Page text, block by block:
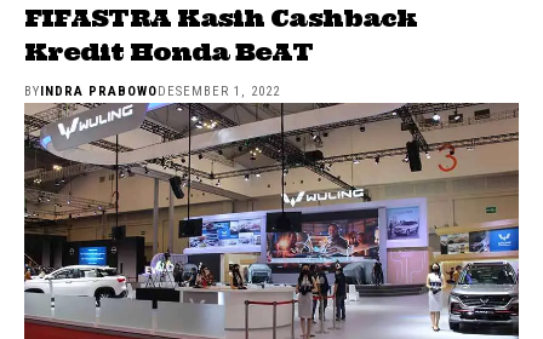
FIFASTRA Kasih Cashback
Kredit Honda BeAT
BYINDRA PRABOWODESEMBER 1, 2022